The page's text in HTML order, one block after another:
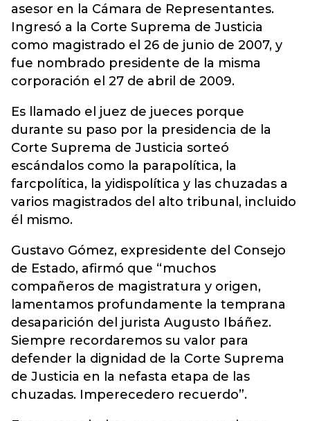
asesor en la Cámara de Representantes.
Ingresó a la Corte Suprema de Justicia
como magistrado el 26 de junio de 2007, y
fue nombrado presidente de la misma
corporación el 27 de abril de 2009.
Es llamado el juez de jueces porque
durante su paso por la presidencia de la
Corte Suprema de Justicia sorteó
escándalos como la parapolítica, la
farcpolítica, la yidispolítica y las chuzadas a
varios magistrados del alto tribunal, incluido
él mismo.
Gustavo Gómez, expresidente del Consejo
de Estado, afirmó que “muchos
compañeros de magistratura y origen,
lamentamos profundamente la temprana
desaparición del jurista Augusto Ibáñez.
Siempre recordaremos su valor para
defender la dignidad de la Corte Suprema
de Justicia en la nefasta etapa de las
chuzadas. Imperecedero recuerdo”.